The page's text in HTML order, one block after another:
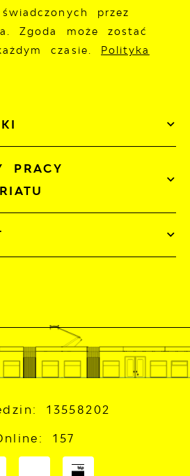
przez
Zgoda może zostać
czasie. Polityka
PRACY
13558202
157